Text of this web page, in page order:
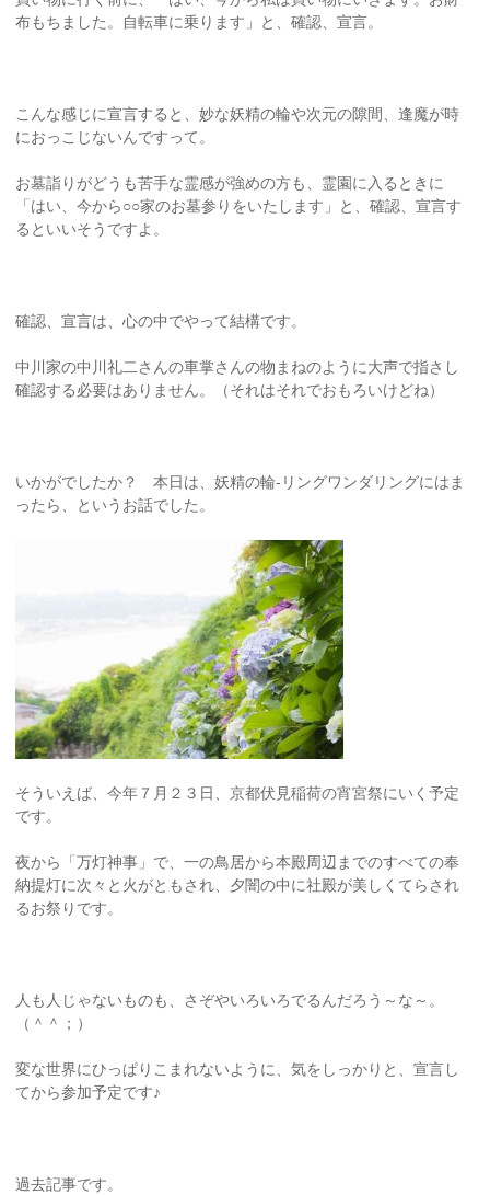
布もちました。自転車に乗ります」と、確認、宣言。
こんな感じに宣言すると、妙な妖精の輪や次元の隙間、逢魔が時
におっこじないんですって。
お墓詣りがどうも苦手な霊感が強めの方も、霊園に入るときに
「はい、今から○○家のお墓参りをいたします」と、確認、宣言す
るといいそうですよ。
確認、宣言は、心の中でやって結構です。
中川家の中川礼二さんの車掌さんの物まねのように大声で指さし
確認する必要はありません。（それはそれでおもろいけどね）
いかがでしたか？ 本日は、妖精の輪-リングワンダリングにはま
ったら、というお話でした。
そういえば、今年７月２３日、京都伏見稲荷の宵宮祭にいく予定
です。
夜から「万灯神事」で、一の鳥居から本殿周辺までのすべての奉
納提灯に次々と火がともされ、夕闇の中に社殿が美しくてらされ
るお祭りです。
人も人じゃないものも、さぞやいろいろでるんだろう～な～。
（＾＾；）
変な世界にひっぱりこまれないように、気をしっかりと、宣言し
てから参加予定です♪
過去記事です。